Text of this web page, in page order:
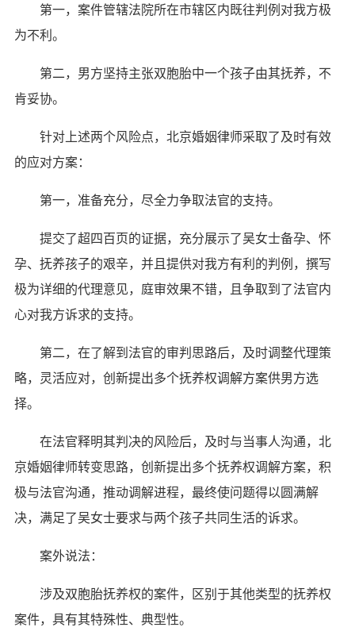
第一，案件管辖法院所在市辖区内既往判例对我方极
为不利。
第二，男方坚持主张双胞胎中一个孩子由其抚养，不
肯妥协。
针对上述两个风险点，北京婚姻律师采取了及时有效
的应对方案：
第一，准备充分，尽全力争取法官的支持。
提交了超四百页的证据，充分展示了吴女士备孕、怀
孕、抚养孩子的艰辛，并且提供对我方有利的判例，撰写
极为详细的代理意见，庭审效果不错，且争取到了法官内
心对我方诉求的支持。
第二，在了解到法官的审判思路后，及时调整代理策
略，灵活应对，创新提出多个抚养权调解方案供男方选
择。
在法官释明其判决的风险后，及时与当事人沟通，北
京婚姻律师转变思路，创新提出多个抚养权调解方案，积
极与法官沟通，推动调解进程，最终使问题得以圆满解
决，满足了吴女士要求与两个孩子共同生活的诉求。
案外说法：
涉及双胞胎抚养权的案件，区别于其他类型的抚养权
案件，具有其特殊性、典型性。